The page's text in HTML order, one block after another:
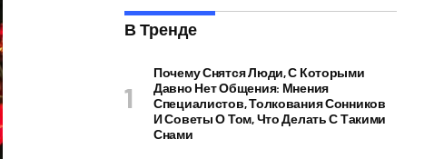
В Тренде
Почему Снятся Люди, С Которыми
Давно Нет Общения: Мнения
Специалистов, Толкования Сонников
И Советы О Том, Что Делать С Такими
Снами